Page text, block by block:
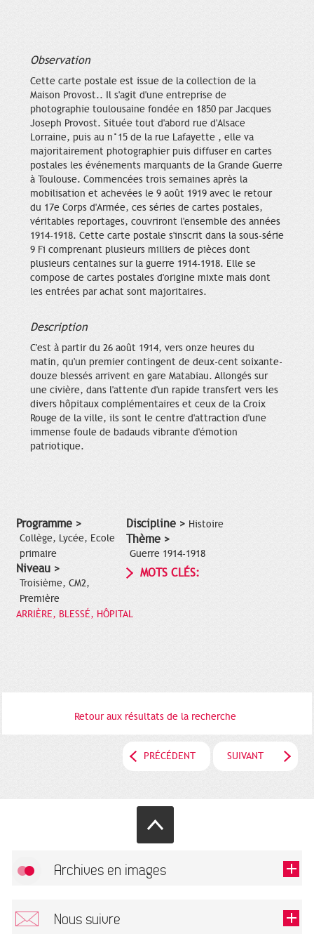
Observation
Cette carte postale est issue de la collection de la
Maison Provost.. Il s'agit d'une entreprise de
photographie toulousaine fondée en 1850 par Jacques
Joseph Provost. Située tout d'abord rue d'Alsace
Lorraine, puis au n°15 de la rue Lafayette , elle va
majoritairement photographier puis diffuser en cartes
postales les événements marquants de la Grande Guerre
à Toulouse. Commencées trois semaines après la
mobilisation et achevées le 9 août 1919 avec le retour
du 17e Corps d'Armée, ces séries de cartes postales,
véritables reportages, couvriront l'ensemble des années
1914-1918. Cette carte postale s'inscrit dans la sous-série
9 Fi comprenant plusieurs milliers de pièces dont
plusieurs centaines sur la guerre 1914-1918. Elle se
compose de cartes postales d'origine mixte mais dont
les entrées par achat sont majoritaires.
Description
C'est à partir du 26 août 1914, vers onze heures du
matin, qu'un premier contingent de deux-cent soixante-
douze blessés arrivent en gare Matabiau. Allongés sur
une civière, dans l'attente d'un rapide transfert vers les
divers hôpitaux complémentaires et ceux de la Croix
Rouge de la ville, ils sont le centre d'attraction d'une
immense foule de badauds vibrante d'émotion
patriotique.
Programme >
Collège, Lycée, Ecole
primaire
Niveau >
Troisième, CM2,
Première
Discipline > Histoire
Thème >
Guerre 1914-1918
MOTS CLÉS:
ARRIÈRE, BLESSÉ, HÔPITAL
Retour aux résultats de la recherche
PRÉCÉDENT SUIVANT
Archives en images
Nous suivre